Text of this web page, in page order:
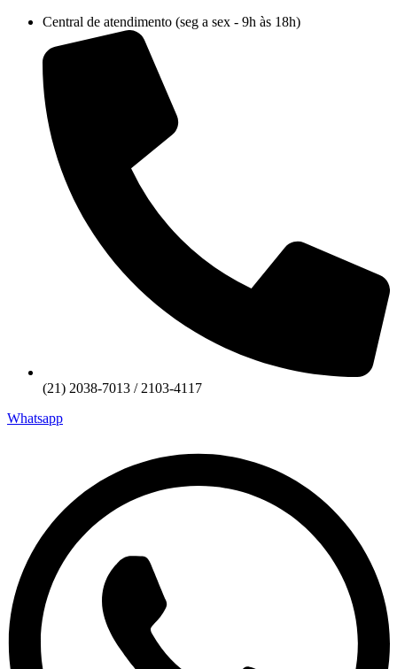
conteúdo
Central de atendimento (seg a sex - 9h às 18h)
(21) 2038-7013 / 2103-4117
Whatsapp